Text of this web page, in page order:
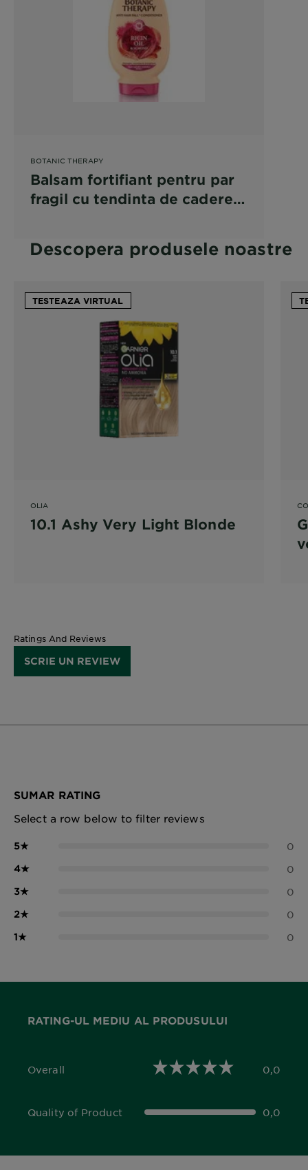
BOTANIC THERAPY
Balsam fortifiant pentru par
fragil cu tendinta de cadere
Descopera produsele noastre
TESTEAZA VIRTUAL
OLIA
10.1 Ashy Very Light Blonde
Ratings And Reviews
SCRIE UN REVIEW
SUMAR RATING
Select a row below to filter reviews
5★ 0
4★ 0
3★ 0
2★ 0
1★ 0
RATING-UL MEDIU AL PRODUSULUI
Overall
0,0 out of 5 stars 0,0
Quality of Product
0,0 out of 5 stars 0,0